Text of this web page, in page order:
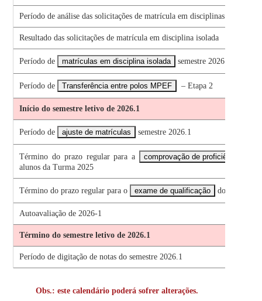
Período de análise das solicitações de matrícula em disciplinas isoladas
Resultado das solicitações de matrícula em disciplina isolada
Período de matrículas em disciplina isolada semestre 2026.1 – Etapa
Período de Transferência entre polos MPEF – Etapa 2
Início do semestre letivo de 2026.1
Período de ajuste de matrículas semestre 2026.1
Término do prazo regular para a
comprovação de proficiência em
alunos da Turma 2025
Término do prazo regular para o exame de qualificação dos alunos
Autoavaliação de 2026-1
Término do semestre letivo de 2026.1
Período de digitação de notas do semestre 2026.1
Obs.: este calendário poderá sofrer alterações.